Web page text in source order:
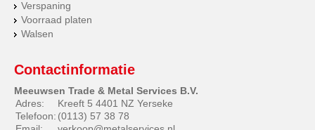
Verspaning
Voorraad platen
Walsen
Contactinformatie
Meeuwsen Trade & Metal Services B.V.
Adres:
Kreeft 5 4401 NZ Yerseke
Telefoon: (0113) 57 38 78